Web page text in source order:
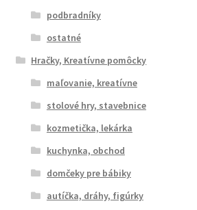
podbradníky
ostatné
Hračky, Kreatívne pomôcky
maľovanie, kreatívne
stolové hry, stavebnice
kozmetička, lekárka
kuchynka, obchod
domčeky pre bábiky
autíčka, dráhy, figúrky